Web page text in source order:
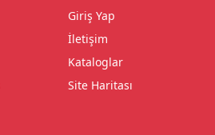
Giriş Yap
İletişim
Kataloglar
Site Haritası